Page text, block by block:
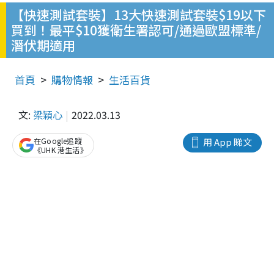
【快速測試套裝】13大快速測試套裝$19以下
買到！最平$10獲衛生署認可/通過歐盟標準/
潛伏期適用
首頁 購物情報 生活百貨
文: 梁穎心 2022.03.13
用 App 睇文
在Google追蹤
《UHK 港生活》